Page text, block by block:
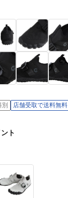
別 店舗受取で送料無料
ト